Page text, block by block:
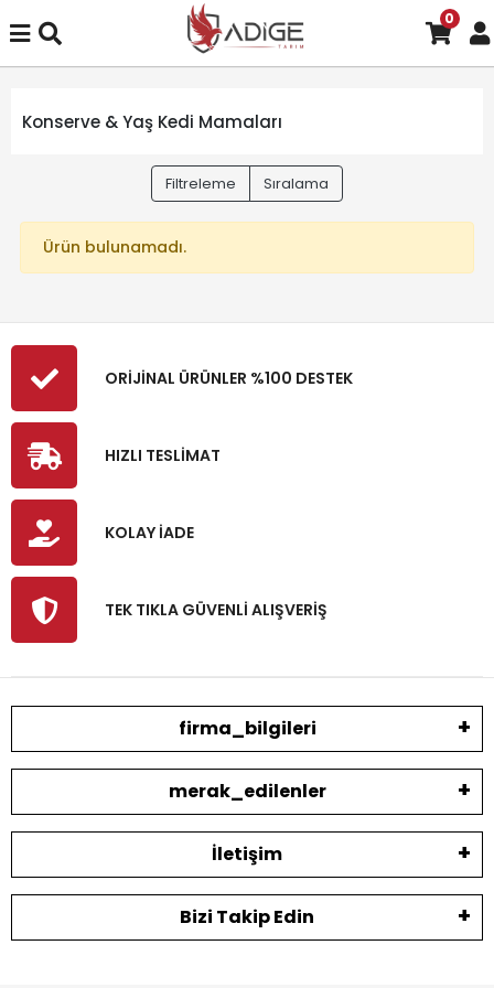
0
Konserve & Yaş Kedi Mamaları
Filtreleme Sıralama
Ürün bulunamadı.
ORİJİNAL ÜRÜNLER %100 DESTEK
HIZLI TESLİMAT
KOLAY İADE
TEK TIKLA GÜVENLİ ALIŞVERİŞ
firma_bilgileri
merak_edilenler
İletişim
Bizi Takip Edin